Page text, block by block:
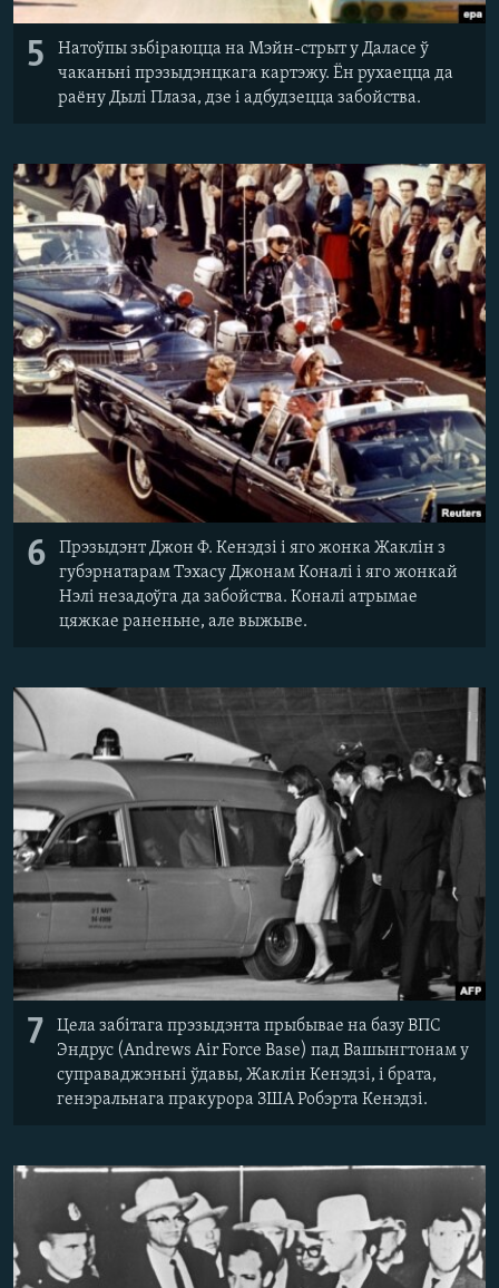
5
Натоўпы зьбіраюцца на Мэйн-стрыт у Даласе ў
чаканьні прэзыдэнцкага картэжу. Ён рухаецца да
раёну Дылі Плаза, дзе і адбудзецца забойства.
6
Прэзыдэнт Джон Ф. Кенэдзі і яго жонка Жаклін з
губэрнатарам Тэхасу Джонам Коналі і яго жонкай
Нэлі незадоўга да забойства. Коналі атрымае
цяжкае раненьне, але выжыве.
7
Цела забітага прэзыдэнта прыбывае на базу ВПС
Эндрус (Andrews Air Force Base) пад Вашынгтонам у
суправаджэньні ўдавы, Жаклін Кенэдзі, і брата,
генэральнага пракурора ЗША Робэрта Кенэдзі.